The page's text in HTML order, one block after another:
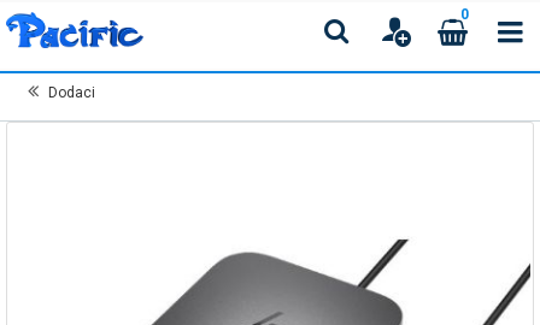
0
Dodaci